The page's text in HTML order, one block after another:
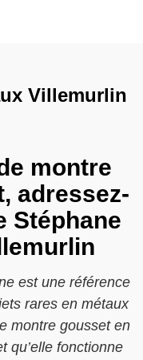
Villemurlin
montre
adressez-
Stéphane
est une référence
rares en métaux
montre gousset en
qu’elle fonctionne